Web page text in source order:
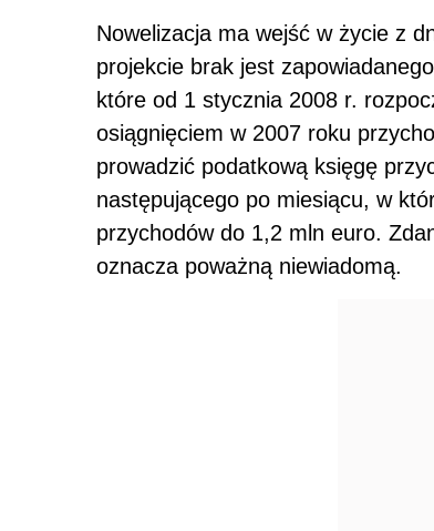
Nowelizacja ma wejść w życie z
projekcie brak jest
które od 1 stycznia 2008 r.
osiągnięciem w 2007 roku
prowadzić podatkową księgę
następującego po miesiącu, w
przychodów do 1,2 mln euro.
oznacza poważną niewiadomą.